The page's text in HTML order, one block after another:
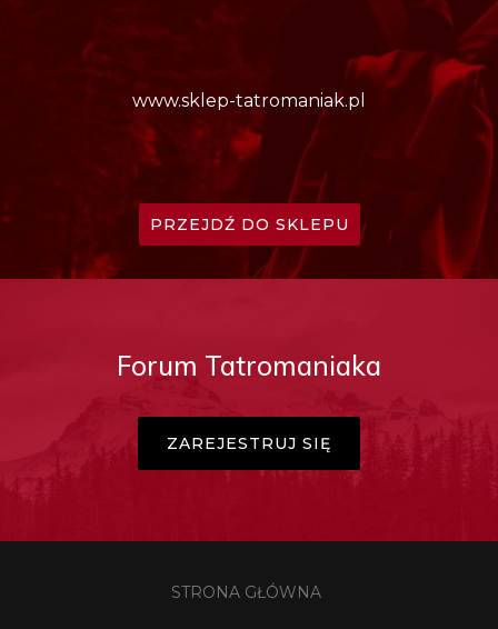
www.sklep-tatromaniak.pl
PRZEJDŹ DO SKLEPU
Forum Tatromaniaka
ZAREJESTRUJ SIĘ
STRONA GŁÓWNA